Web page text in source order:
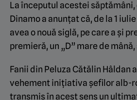
La începutul acestei
Dinamo a anunțat că, de la 1
avea o nouă siglă, pe care a și
premieră, un „D” mare de
Fanii din Peluza Cătălin Hâldan
vehement inițiativa șefilor alb-
transmis în acest sens un